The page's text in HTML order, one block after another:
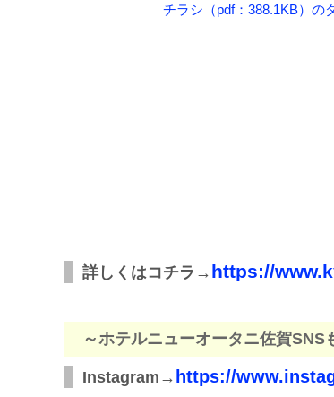
チラシ（pdf：388.1KB）の
詳しくはコチラ→ https://
～ホテルニューオータニ佐賀SNS
Instagram→ https://